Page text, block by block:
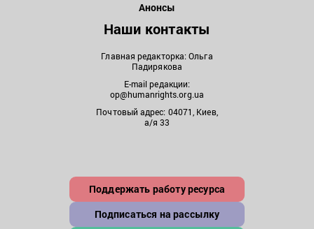
Анонсы
Наши контакты
Главная редакторка: Ольга
Падирякова
E-mail редакции:
op@humanrights.org.ua
Почтовый адрес: 04071, Киев,
а/я 33
Поддержать работу ресурса
Подписаться на рассылку